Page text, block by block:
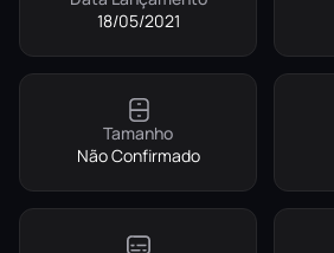
18/05/2021
Tamanho
Não Confirmado